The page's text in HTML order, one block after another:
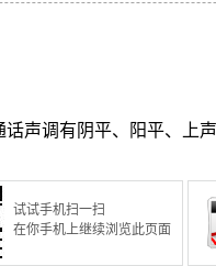
声调有阴平、阳平、上
试试手机扫一扫
在你手机上继续浏览此页面